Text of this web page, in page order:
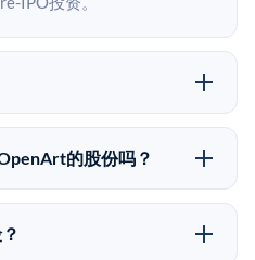
它是一家私有公司。最近
资。 二级市场上的Pre-
的股份吗？
填写本页表单或在
对OpenArt股份的投资意